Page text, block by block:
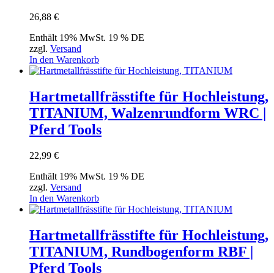
26,88 €
Enthält 19% MwSt. 19 % DE
zzgl. Versand
In den Warenkorb
Hartmetallfrässtifte für Hochleistung,
TITANIUM, Walzenrundform WRC |
Pferd Tools
22,99 €
Enthält 19% MwSt. 19 % DE
zzgl. Versand
In den Warenkorb
Hartmetallfrässtifte für Hochleistung,
TITANIUM, Rundbogenform RBF |
Pferd Tools